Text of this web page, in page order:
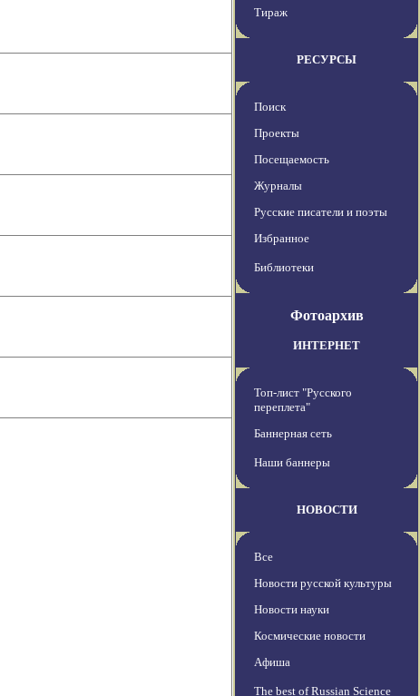
Тираж
РЕСУРСЫ
Поиск
Проекты
Посещаемость
Журналы
Русские писатели и поэты
Избранное
Библиотеки
Фотоархив
ИНТЕРНЕТ
Топ-лист "Русского
переплета"
Баннерная сеть
Наши баннеры
НОВОСТИ
Все
Новости русской культуры
Новости науки
Космические новости
Афиша
The best of Russian Science